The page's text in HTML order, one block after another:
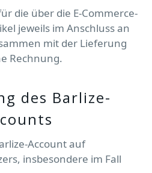
die über die E-Commerce-
jeweils im Anschluss an
mit der Lieferung
Rechnung.
des Barlize-
Account auf
insbesondere im Fall